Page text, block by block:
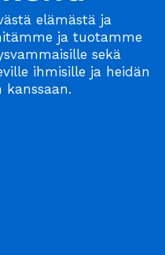
elämästä ja
ja tuotamme
sekä
ihmisille ja heidän
kanssaan.